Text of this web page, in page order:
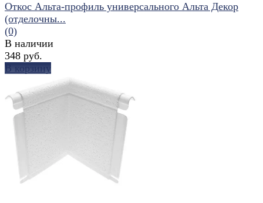
избранное сравнить
Откос Альта-профиль универсального Альта Декор
(отделочны...
(0)
В наличии
348 руб.
В корзину